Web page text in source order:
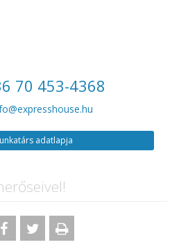
70 453-4368
adatlapja